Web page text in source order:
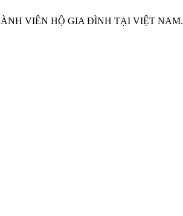
VIÊN HỘ GIA ĐÌNH TẠI VIỆT NAM.